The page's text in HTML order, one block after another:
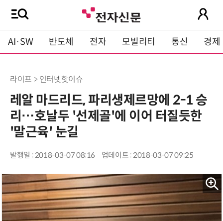
AI·SW 반도체 전자 모빌리티 통신 경제
라이프 > 인터넷핫이슈
레알 마드리드, 파리생제르망에 2-1 승
리…호날두 '선제골'에 이어 터질듯한
'말근육' 눈길
발행일 : 2018-03-07 08:16 업데이트 : 2018-03-07 09:25